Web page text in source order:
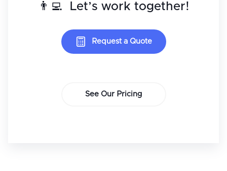
👨‍💻 Let’s work together!
Request a Quote
See Our Pricing